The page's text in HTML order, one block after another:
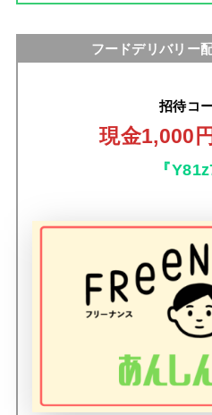
フードデリバリー
招待コ
現金1,000
『